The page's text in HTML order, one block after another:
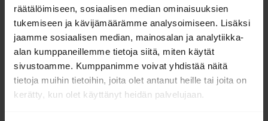
räätälöimiseen, sosiaalisen median ominaisuuksien
tukemiseen ja kävijämäärämme analysoimiseen. Lisäksi
jaamme sosiaalisen median, mainosalan ja analytiikka-
alan kumppaneillemme tietoja siitä, miten käytät
sivustoamme. Kumppanimme voivat yhdistää näitä
tietoja muihin tietoihin, joita olet antanut heille tai joita on
kerätty, kun olet käyttänyt heidän palvelujaan.
Lataa
0.48 MB - pdf
Selaa tuotteen kaikkia dokumentteja